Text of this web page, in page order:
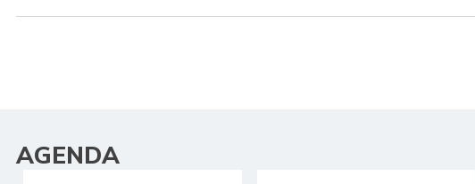
AGENDA